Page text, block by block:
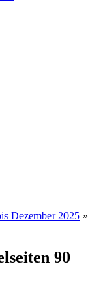
Dezember 2025 »
90